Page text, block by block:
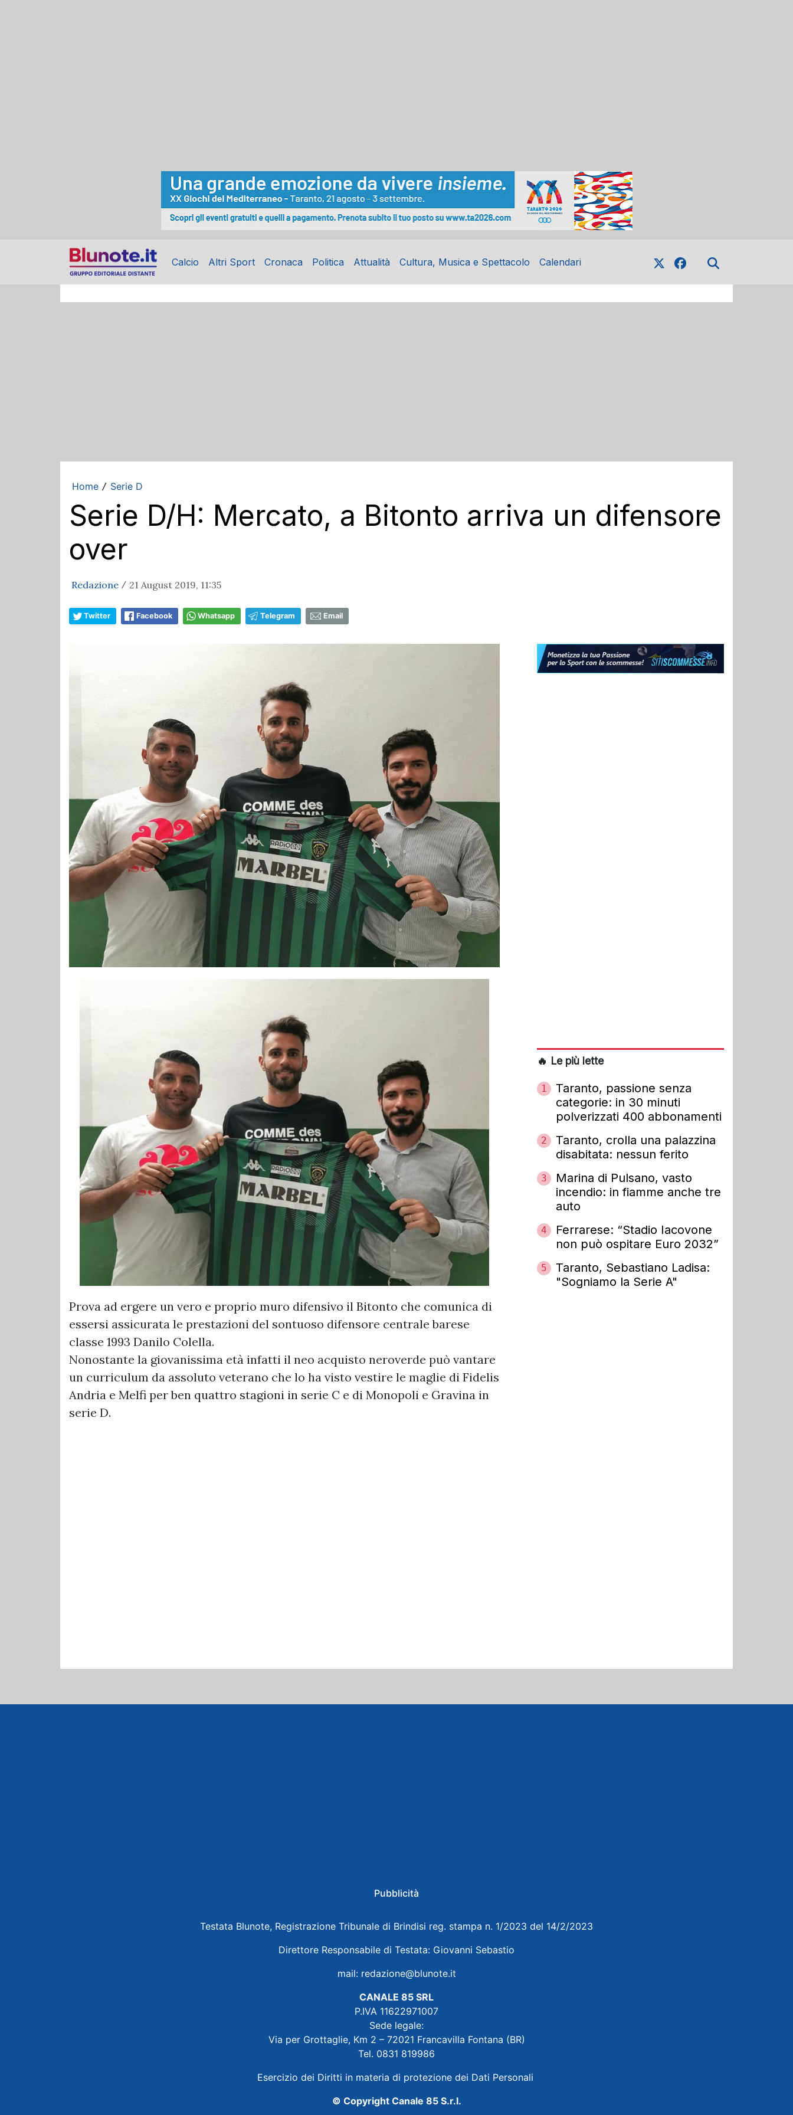
Calcio Altri Sport Cronaca Politica Attualità Cultura, Musica e Spettacolo Calendari
Home / Serie D
Serie D/H: Mercato, a Bitonto arriva un difensore
over
Redazione / 21 August 2019, 11:35
Twitter Facebook Whatsapp Telegram Email
Prova ad ergere un vero e proprio muro difensivo il Bitonto che comunica di
essersi assicurata le prestazioni del sontuoso difensore centrale barese
classe 1993 Danilo Colella.
Nonostante la giovanissima età infatti il neo acquisto neroverde può vantare
un curriculum da assoluto veterano che lo ha visto vestire le maglie di Fidelis
Andria e Melfi per ben quattro stagioni in serie C e di Monopoli e Gravina in
serie D.
🔥 Le più lette
1
Taranto, passione senza
categorie: in 30 minuti
polverizzati 400 abbonamenti
2
Taranto, crolla una palazzina
disabitata: nessun ferito
3
Marina di Pulsano, vasto
incendio: in fiamme anche tre
auto
4
Ferrarese: “Stadio Iacovone
non può ospitare Euro 2032”
5
Taranto, Sebastiano Ladisa:
"Sogniamo la Serie A"
Pubblicità
Testata Blunote, Registrazione Tribunale di Brindisi reg. stampa n. 1/2023 del 14/2/2023
Direttore Responsabile di Testata: Giovanni Sebastio
mail: redazione@blunote.it
CANALE 85 SRL
P.IVA 11622971007
Sede legale:
Via per Grottaglie, Km 2 – 72021 Francavilla Fontana (BR)
Tel. 0831 819986
Esercizio dei Diritti in materia di protezione dei Dati Personali
© Copyright Canale 85 S.r.l.